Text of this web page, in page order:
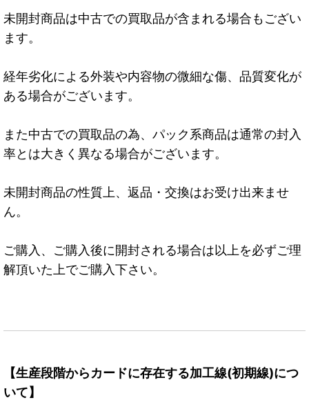
未開封商品は中古での買取品が含まれる場合もござい
ます。
経年劣化による外装や内容物の微細な傷、品質変化が
ある場合がございます。
また中古での買取品の為、パック系商品は通常の封入
率とは大きく異なる場合がございます。
未開封商品の性質上、返品・交換はお受け出来ませ
ん。
ご購入、ご購入後に開封される場合は以上を必ずご理
解頂いた上でご購入下さい。
【生産段階からカードに存在する加工線(初期線)につ
いて】